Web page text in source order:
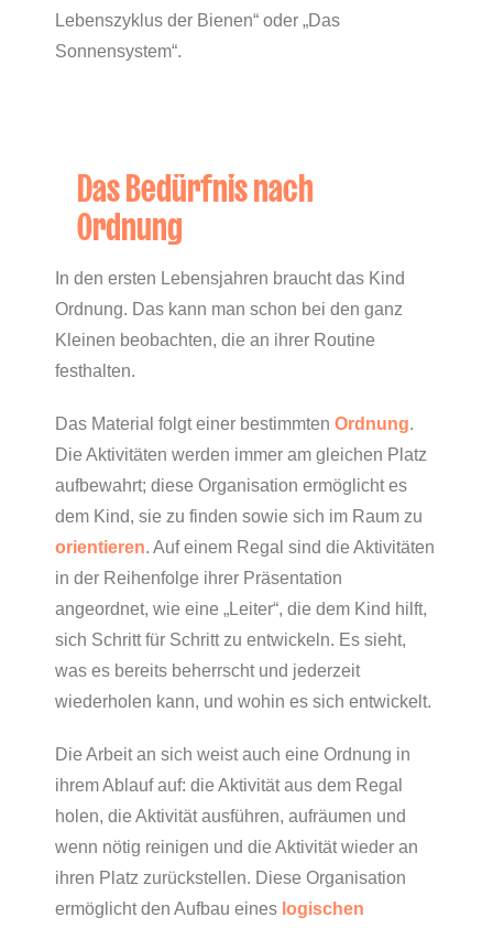
Lebenszyklus der Bienen“ oder „Das
Sonnensystem“.
Das Bedürfnis nach
Ordnung
In den ersten Lebensjahren braucht das Kind
Ordnung. Das kann man schon bei den ganz
Kleinen beobachten, die an ihrer Routine
festhalten.
Das Material folgt einer bestimmten Ordnung.
Die Aktivitäten werden immer am gleichen Platz
aufbewahrt; diese Organisation ermöglicht es
dem Kind, sie zu finden sowie sich im Raum zu
orientieren. Auf einem Regal sind die Aktivitäten
in der Reihenfolge ihrer Präsentation
angeordnet, wie eine „Leiter“, die dem Kind hilft,
sich Schritt für Schritt zu entwickeln. Es sieht,
was es bereits beherrscht und jederzeit
wiederholen kann, und wohin es sich entwickelt.
Die Arbeit an sich weist auch eine Ordnung in
ihrem Ablauf auf: die Aktivität aus dem Regal
holen, die Aktivität ausführen, aufräumen und
wenn nötig reinigen und die Aktivität wieder an
ihren Platz zurückstellen. Diese Organisation
ermöglicht den Aufbau eines logischen